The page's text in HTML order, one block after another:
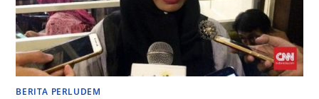
BERITA PERLUDEM